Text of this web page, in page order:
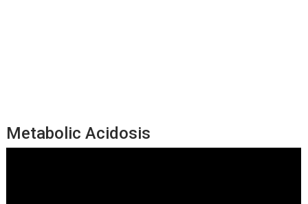
Metabolic Acidosis